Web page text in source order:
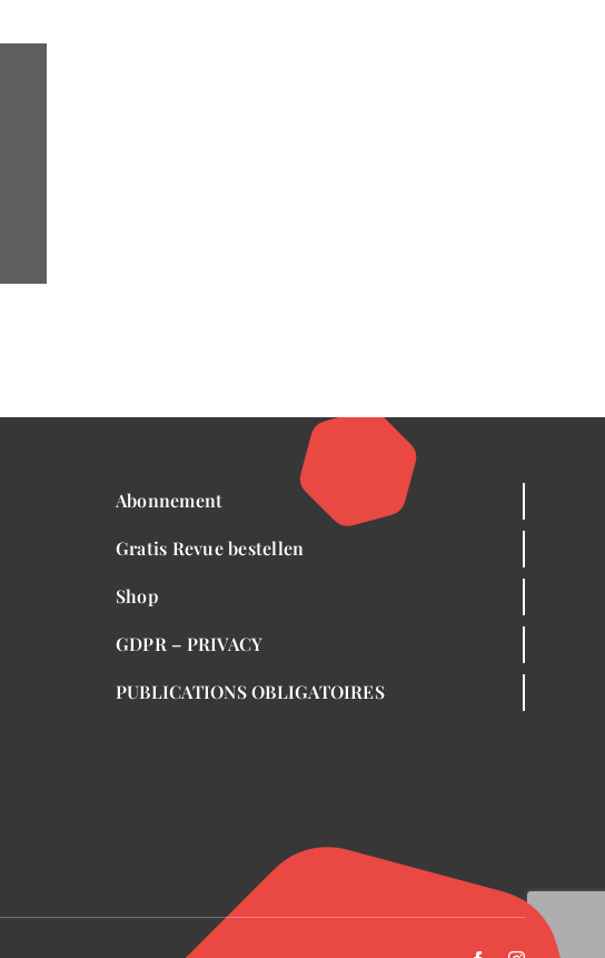
Abonnement
Gratis Revue bestellen
Shop
GDPR – PRIVACY
PUBLICATIONS OBLIGATOIRES